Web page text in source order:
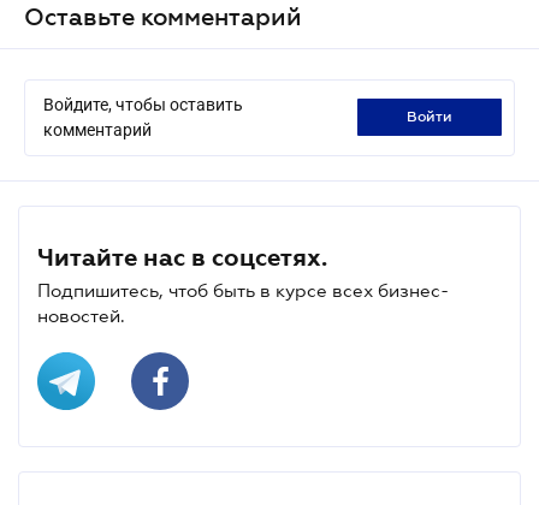
Оставьте комментарий
Войдите, чтобы оставить
комментарий
войти
Читайте нас в соцсетях.
Подпишитесь, чтоб быть в курсе всех бизнес-
новостей.